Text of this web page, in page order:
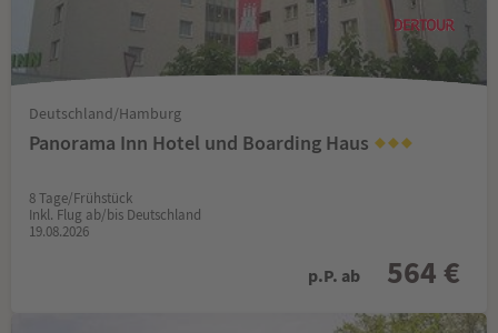
Deutschland/Hamburg
Panorama Inn Hotel und Boarding Haus
8 Tage/Frühstück
Inkl. Flug ab/bis Deutschland
19.08.2026
p.P. ab 564 €